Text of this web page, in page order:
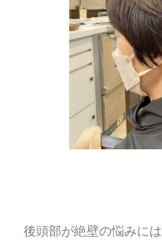
後頭部が絶壁の悩みには